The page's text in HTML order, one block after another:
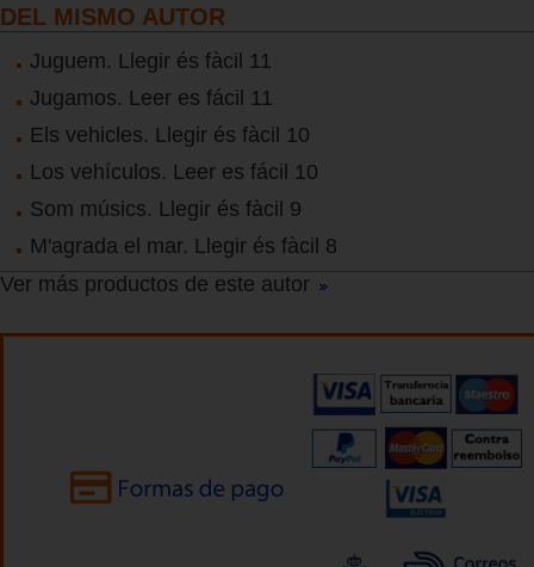
DEL MISMO AUTOR
Juguem. Llegir és fàcil 11
Jugamos. Leer es fácil 11
Els vehicles. Llegir és fàcil 10
Los vehículos. Leer es fácil 10
Som músics. Llegir és fàcil 9
M'agrada el mar. Llegir és fàcil 8
Ver más productos de este autor